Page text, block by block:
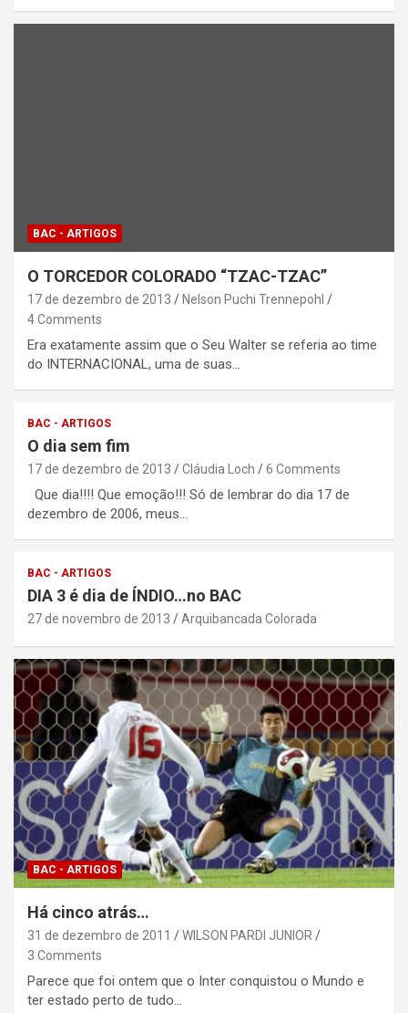
BAC - ARTIGOS
O TORCEDOR COLORADO “TZAC-TZAC”
17 de dezembro de 2013
Nelson Puchi Trennepohl
4 Comments
Era exatamente assim que o Seu Walter se referia ao time
do INTERNACIONAL, uma de suas…
BAC - ARTIGOS
O dia sem fim
17 de dezembro de 2013 Cláudia Loch 6 Comments
Que dia!!!! Que emoção!!! Só de lembrar do dia 17 de
dezembro de 2006, meus…
BAC - ARTIGOS
DIA 3 é dia de ÍNDIO…no BAC
27 de novembro de 2013 Arquibancada Colorada
BAC - ARTIGOS
Há cinco atrás…
31 de dezembro de 2011
WILSON PARDI JUNIOR
3 Comments
Parece que foi ontem que o Inter conquistou o Mundo e
ter estado perto de tudo…